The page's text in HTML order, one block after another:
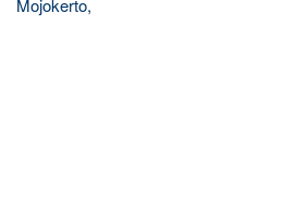
Mojokerto,